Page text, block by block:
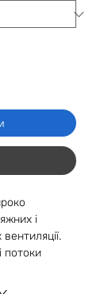
і
потоки
пилу,